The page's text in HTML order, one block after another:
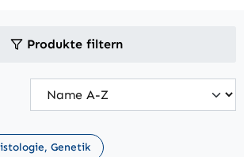
Produkte filtern
Genetik